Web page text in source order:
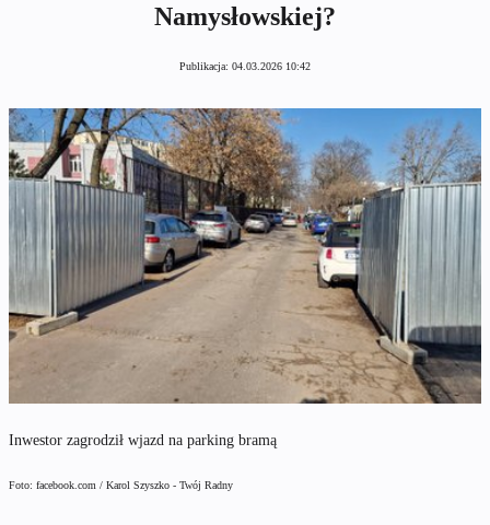
Namysłowskiej?
Publikacja: 04.03.2026 10:42
Inwestor zagrodził wjazd na parking bramą
Foto: facebook.com / Karol Szyszko - Twój Radny